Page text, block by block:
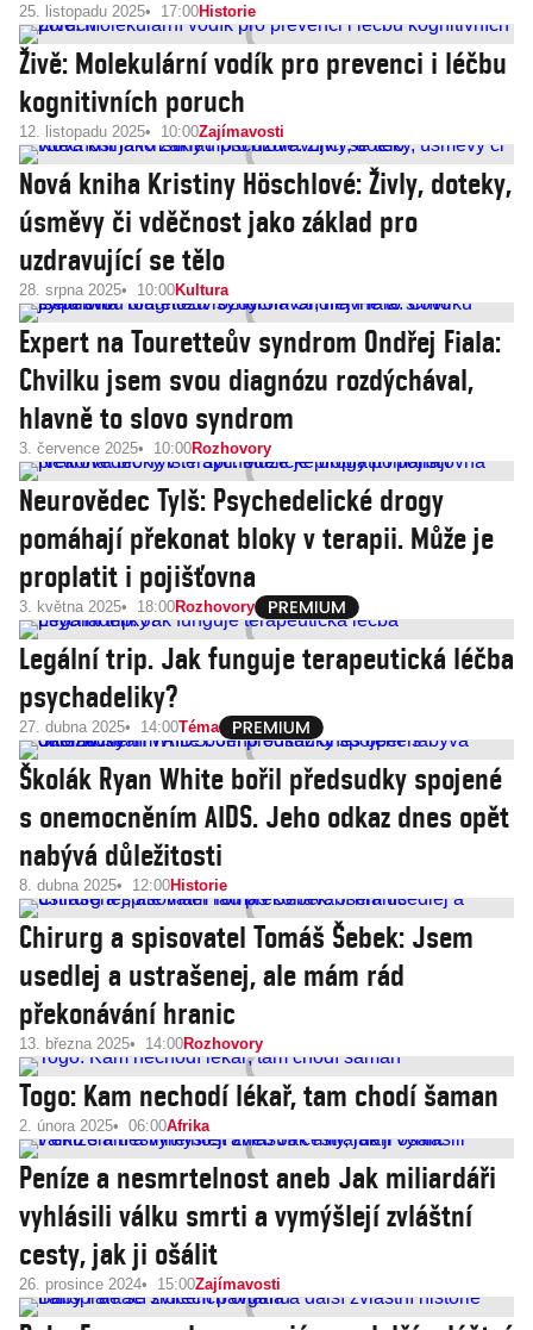
25. listopadu 2025 17:00Historie
Živě: Molekulární vodík pro prevenci i léčbu
kognitivních poruch
12. listopadu 2025 10:00Zajímavosti
Nová kniha Kristiny Höschlové: Živly, doteky,
úsměvy či vděčnost jako základ pro
uzdravující se tělo
28. srpna 2025 10:00Kultura
Expert na Touretteův syndrom Ondřej Fiala:
Chvilku jsem svou diagnózu rozdýchával,
hlavně to slovo syndrom
3. července 2025 10:00Rozhovory
Neurovědec Tylš: Psychedelické drogy
pomáhají překonat bloky v terapii. Může je
proplatit i pojišťovna
3. května 2025 18:00Rozhovory
Legální trip. Jak funguje terapeutická léčba
psychadeliky?
27. dubna 2025 14:00Téma
Školák Ryan White bořil předsudky spojené
s onemocněním AIDS. Jeho odkaz dnes opět
nabývá důležitosti
8. dubna 2025 12:00Historie
Chirurg a spisovatel Tomáš Šebek: Jsem
usedlej a ustrašenej, ale mám rád
překonávání hranic
13. března 2025 14:00Rozhovory
Togo: Kam nechodí lékař, tam chodí šaman
2. února 2025 06:00Afrika
Peníze a nesmrtelnost aneb Jak miliardáři
vyhlásili válku smrti a vymýšlejí zvláštní
cesty, jak ji ošálit
26. prosince 2024 15:00Zajímavosti